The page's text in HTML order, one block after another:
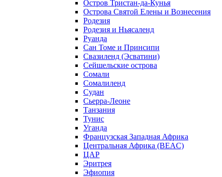
Остров Тристан-да-Кунья
Острова Святой Елены и Вознесения
Родезия
Родезия и Ньясаленд
Руанда
Сан Томе и Принсипи
Свазиленд (Эсватини)
Сейшельские острова
Сомали
Сомалиленд
Судан
Сьерра-Леоне
Танзания
Тунис
Уганда
Французская Западная Африка
Центральная Африка (BEAC)
ЦАР
Эритрея
Эфиопия